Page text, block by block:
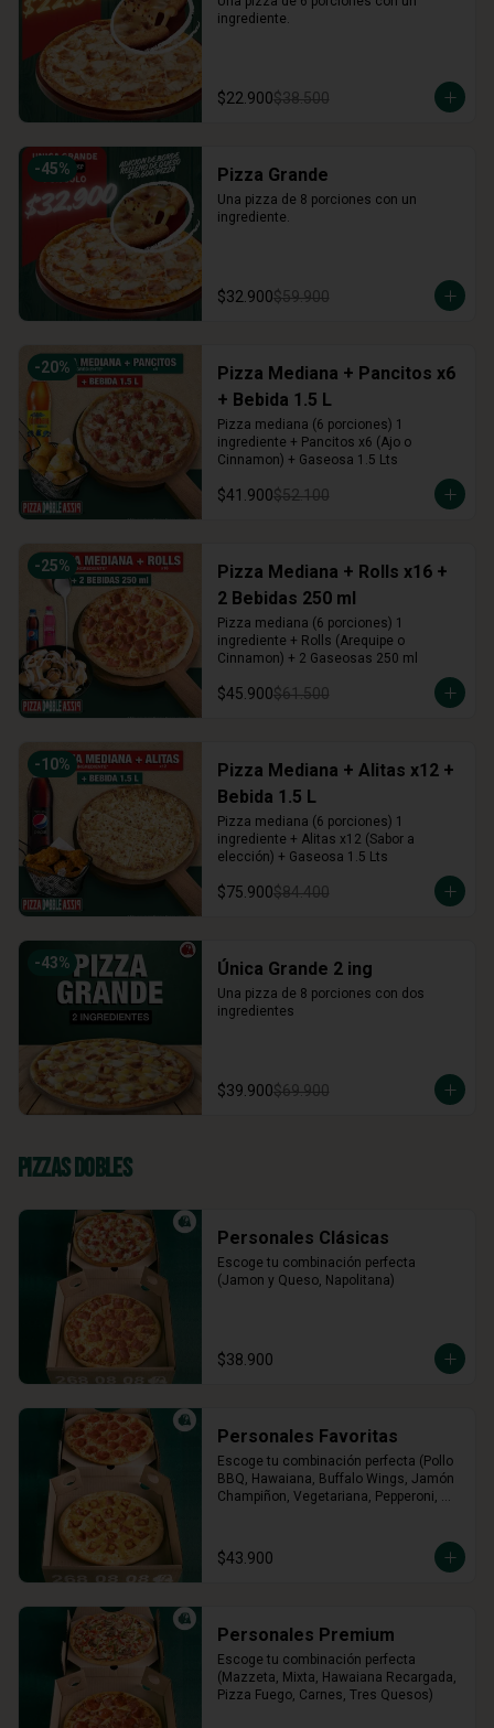
ingrediente.
$22.900$38.500
-45% Pizza Grande
Una pizza de 8 porciones con un
ingrediente.
$32.900$59.900
-20%
Pizza Mediana + Pancitos x6
+ Bebida 1.5 L
Pizza mediana (6 porciones) 1
ingrediente + Pancitos x6 (Ajo o
Cinnamon) + Gaseosa 1.5 Lts
$41.900$52.100
-25%
Pizza Mediana + Rolls x16 +
2 Bebidas 250 ml
Pizza mediana (6 porciones) 1
ingrediente + Rolls (Arequipe o
Cinnamon) + 2 Gaseosas 250 ml
$45.900$61.500
-10%
Pizza Mediana + Alitas x12 +
Bebida 1.5 L
Pizza mediana (6 porciones) 1
ingrediente + Alitas x12 (Sabor a
elección) + Gaseosa 1.5 Lts
$75.900$84.400
-43% Única Grande 2 ing
Una pizza de 8 porciones con dos
ingredientes
$39.900$69.900
Pizzas Dobles
Personales Clásicas
Escoge tu combinación perfecta
(Jamon y Queso, Napolitana)
$38.900
Personales Favoritas
Escoge tu combinación perfecta (Pollo
BBQ, Hawaiana, Buffalo Wings, Jamón
Champiñon, Vegetariana, Pepperoni,
$43.900
Personales Premium
Escoge tu combinación perfecta
(Mazzeta, Mixta, Hawaiana Recargada,
Pizza Fuego, Carnes, Tres Quesos)